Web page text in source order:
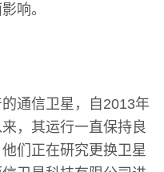
响。
通信卫星，自2013年
，其运行一直保持良
们正在研究更换卫星